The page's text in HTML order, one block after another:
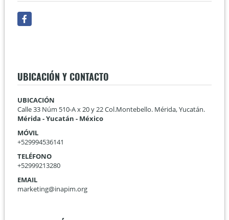
Facebook
UBICACIÓN Y CONTACTO
UBICACIÓN
Calle 33 Núm 510-A x 20 y 22 Col.Montebello. Mérida, Yucatán.
Mérida - Yucatán - México
MÓVIL
+529994536141
TELÉFONO
+52999213280
EMAIL
marketing@inapim.org